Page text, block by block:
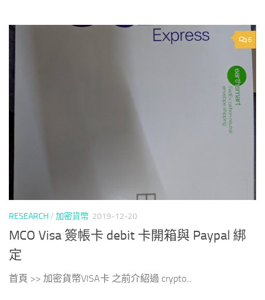
6
RESEARCH/ 加密貨幣 2019-12-20
MCO Visa 簽帳卡 debit 卡開箱與 Paypal 綁
定
首頁 >> 加密貨幣VISA卡 之前介紹過 crypto...